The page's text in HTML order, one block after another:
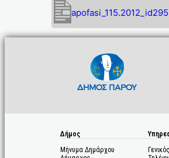
Δήμος
Μήνυμα Δημάρχου